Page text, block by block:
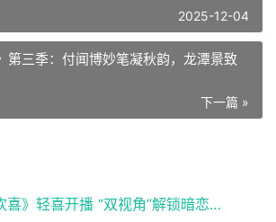
2025-12-04
第三季：付闻博妙笔凝秋韵，龙潭景致
下一篇 »
《你是迟来的欢喜》轻喜开播 “双视角”解锁暗恋心事上演春日纯暧